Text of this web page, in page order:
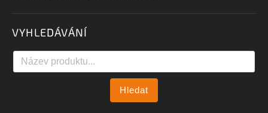
VYHLEDÁVÁNÍ
Hledat